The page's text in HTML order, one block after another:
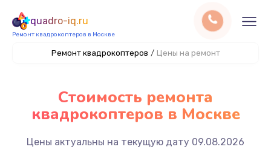
quadro-iq.ru
Ремонт квадрокоптеров в Москве
Ремонт квадрокоптеров / Цены на ремонт
Стоимость ремонта
квадрокоптеров в Москве
Цены актуальны на текущую дату 09.08.2026